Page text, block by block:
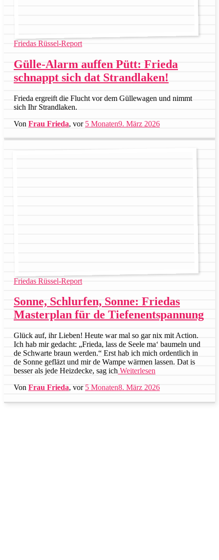
Friedas Rüssel-Report
Gülle-Alarm auffen Pütt: Frieda
schnappt sich dat Strandlaken!
Frieda ergreift die Flucht vor dem Güllewagen und nimmt
sich Ihr Strandlaken.
Von Frau Frieda, vor 5 Monaten9. März 2026
Friedas Rüssel-Report
Sonne, Schlurfen, Sonne: Friedas
Masterplan für de Tiefenentspannung
Glück auf, ihr Lieben! Heute war mal so gar nix mit Action.
Ich hab mir gedacht: „Frieda, lass de Seele ma‘ baumeln und
de Schwarte braun werden.“ Erst hab ich mich ordentlich in
de Sonne gefläzt und mir de Wampe wärmen lassen. Dat is
besser als jede Heizdecke, sag ich Weiterlesen
Von Frau Frieda, vor 5 Monaten8. März 2026